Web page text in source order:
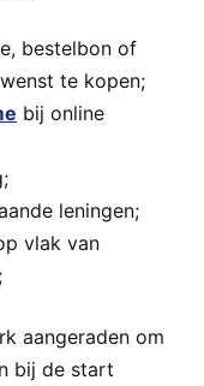
bestelbon of
te kopen;
bij online
leningen;
vlak van
aangeraden om
bij de start